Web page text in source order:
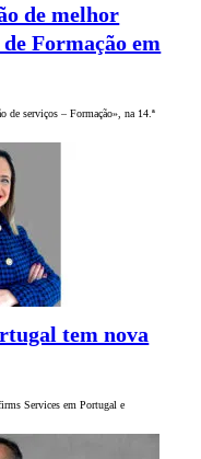
de melhor
Formação em
de serviços – Formação», na 14.ª
tem nova
Services em Portugal e